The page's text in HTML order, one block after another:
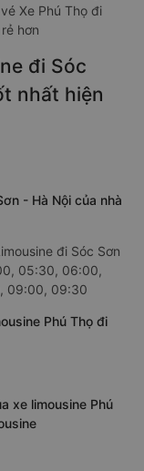
Xe Phú Thọ đi
hơn
đi Sóc
nhất hiện
- Hà Nội của nhà
đi Sóc Sơn
05:30, 06:00,
09:00, 09:30
Phú Thọ đi
xe limousine Phú